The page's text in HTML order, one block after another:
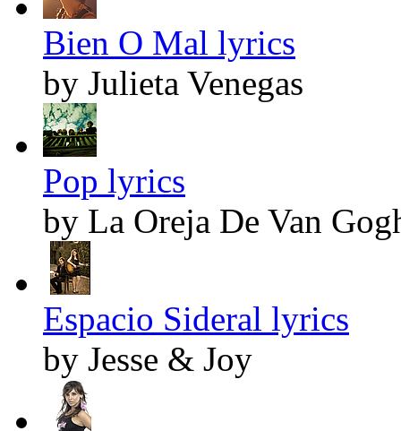
Bien O Mal lyrics
by Julieta Venegas
Pop lyrics
by La Oreja De Van
Espacio Sideral lyrics
by Jesse & Joy